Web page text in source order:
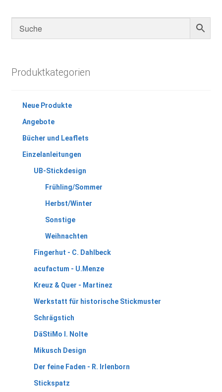
Produktkategorien
Neue Produkte
Angebote
Bücher und Leaflets
Einzelanleitungen
UB-Stickdesign
Frühling/Sommer
Herbst/Winter
Sonstige
Weihnachten
Fingerhut - C. Dahlbeck
acufactum - U.Menze
Kreuz & Quer - Martinez
Werkstatt für historische Stickmuster
Schrägstich
DäStiMo I. Nolte
Mikusch Design
Der feine Faden - R. Irlenborn
Stickspatz